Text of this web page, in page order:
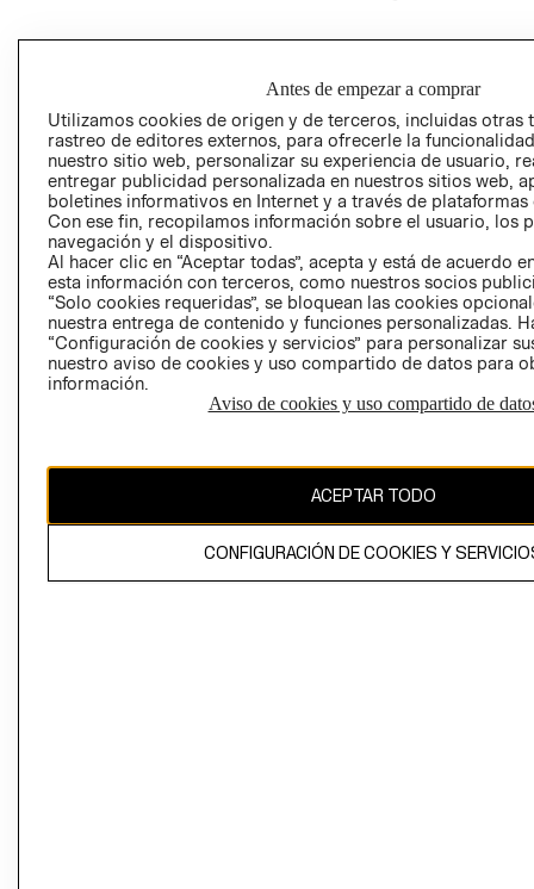
GIFT CARD
AVISO DE
Perú (S/)
CAMBIAR REGIÓN
propiedad de H&M Hennes & Mauritz AB
Antes de empezar a comprar
Utilizamos cookies de origen y de terceros, incluidas otras
rastreo de editores externos, para ofrecerle la
nuestro sitio web, personalizar su experiencia de usuario,
entregar publicidad personalizada en nuestros sitios web,
boletines informativos en Internet y a través de plataformas
Con ese fin, recopilamos información sobre el usuario, los
navegación y el dispositivo.
Al hacer clic en “Aceptar todas”, acepta y está de acuerdo
esta información con terceros, como nuestros socios
“Solo cookies requeridas”, se bloquean las cookies
nuestra entrega de contenido y funciones personalizadas.
“Configuración de cookies y servicios” para personalizar
nuestro aviso de cookies y uso compartido de datos para
información.
Aviso de cookies y uso compartido de
ACEPTAR TODO
CONFIGURACIÓN DE COOKIES Y